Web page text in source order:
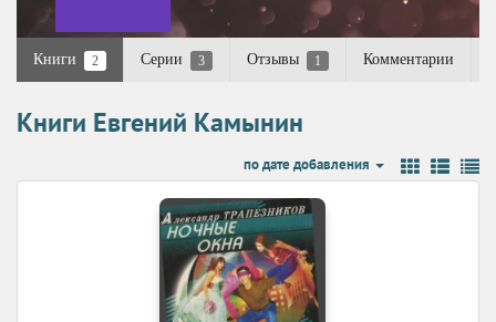
Книги 2 Серии 3 Отзывы 1 Комментарии
Книги Евгений Камынин
по дате добавления